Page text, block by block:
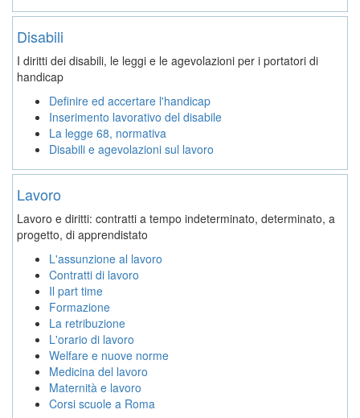
Disabili
I diritti dei disabili, le leggi e le agevolazioni per i portatori di
handicap
Definire ed accertare l'handicap
Inserimento lavorativo del disabile
La legge 68, normativa
Disabili e agevolazioni sul lavoro
Lavoro
Lavoro e diritti: contratti a tempo indeterminato, determinato, a
progetto, di apprendistato
L'assunzione al lavoro
Contratti di lavoro
Il part time
Formazione
La retribuzione
L'orario di lavoro
Welfare e nuove norme
Medicina del lavoro
Maternità e lavoro
Corsi scuole a Roma